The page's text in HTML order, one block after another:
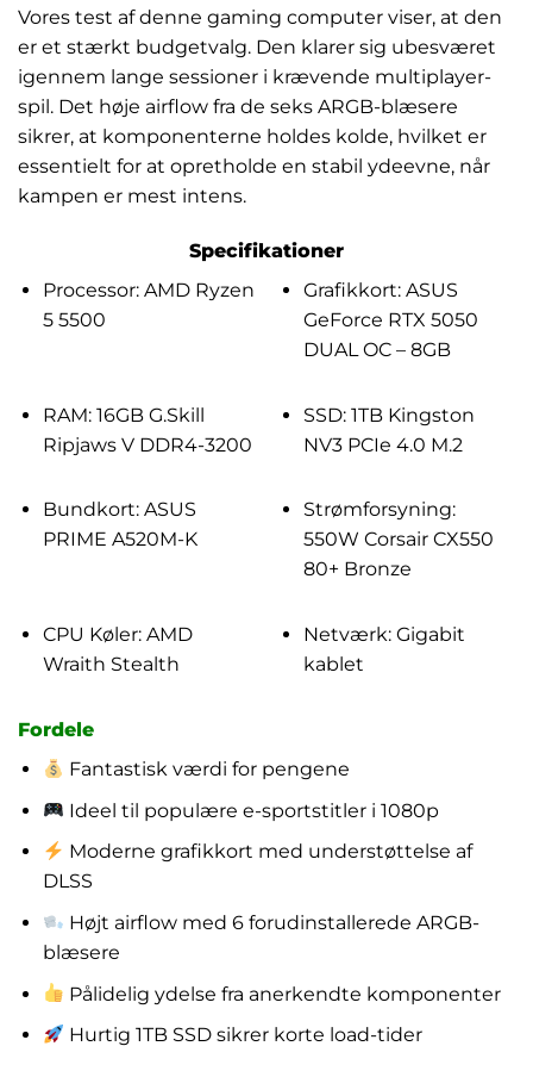
Vores test af denne gaming computer viser, at den
er et stærkt budgetvalg. Den klarer sig ubesværet
igennem lange sessioner i krævende multiplayer-
spil. Det høje airflow fra de seks ARGB-blæsere
sikrer, at komponenterne holdes kolde, hvilket er
essentielt for at opretholde en stabil ydeevne, når
kampen er mest intens.
Specifikationer
Processor: AMD Ryzen
5 5500
Grafikkort: ASUS
GeForce RTX 5050
DUAL OC – 8GB
RAM: 16GB G.Skill
Ripjaws V DDR4-3200
SSD: 1TB Kingston
NV3 PCIe 4.0 M.2
Bundkort: ASUS
PRIME A520M-K
Strømforsyning:
550W Corsair CX550
80+ Bronze
CPU Køler: AMD
Wraith Stealth
Netværk: Gigabit
kablet
Fordele
Fantastisk værdi for pengene
Ideel til populære e-sportstitler i 1080p
Moderne grafikkort med understøttelse af
DLSS
Højt airflow med 6 forudinstallerede ARGB-
blæsere
Pålidelig ydelse fra anerkendte komponenter
Hurtig 1TB SSD sikrer korte load-tider